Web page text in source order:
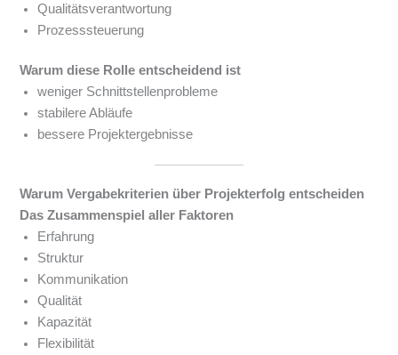
Qualitätsverantwortung
Prozesssteuerung
Warum diese Rolle entscheidend ist
weniger Schnittstellenprobleme
stabilere Abläufe
bessere Projektergebnisse
Warum Vergabekriterien über Projekterfolg entscheiden
Das Zusammenspiel aller Faktoren
Erfahrung
Struktur
Kommunikation
Qualität
Kapazität
Flexibilität